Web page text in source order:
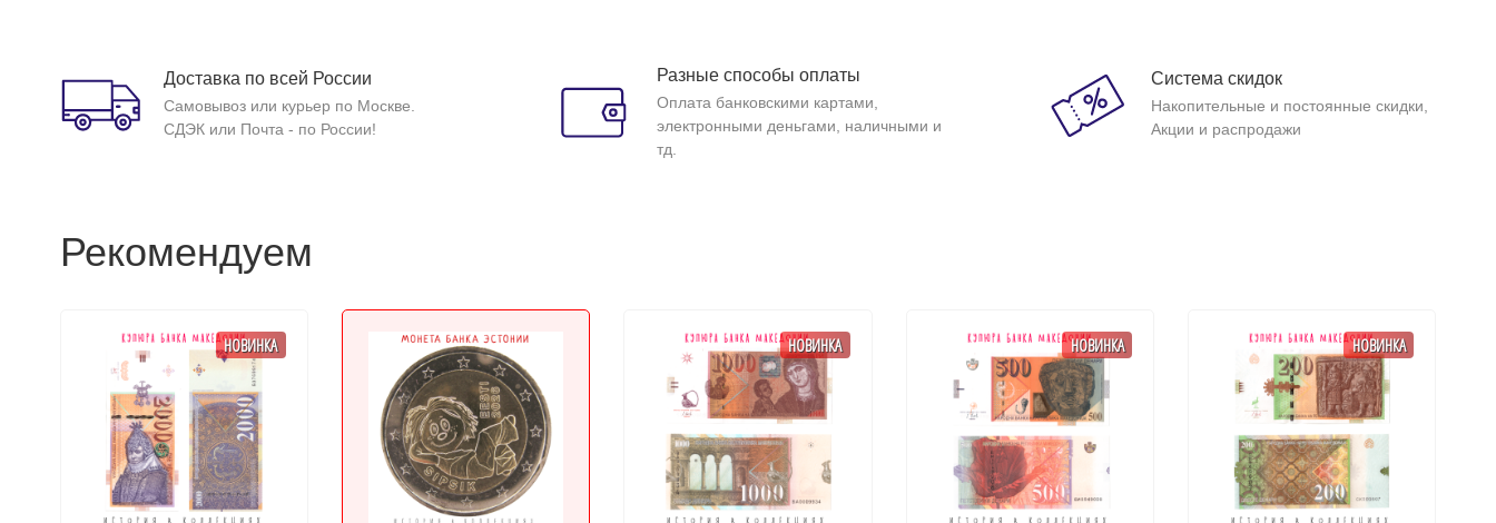
Доставка по всей России
Самовывоз или курьер по Москве.
СДЭК или Почта - по России!
Разные способы оплаты
Оплата банковскими картами,
электронными деньгами, наличными и
тд.
Система скидок
Накопительные и постоянные скидки,
Акции и распродажи
Рекомендуем
НОВИНКА НОВИНКА НОВИНКА НОВИНКА